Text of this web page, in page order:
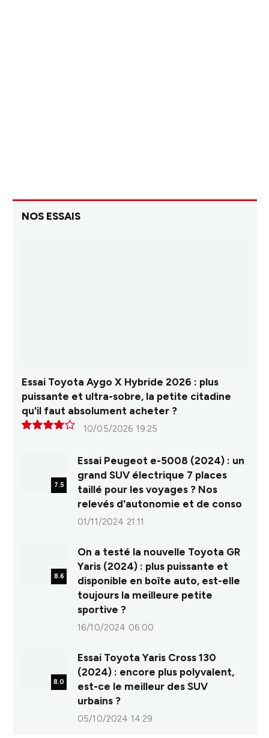
NOS ESSAIS
Essai Toyota Aygo X Hybride 2026 : plus
puissante et ultra-sobre, la petite citadine
qu'il faut absolument acheter ?
10/05/2026 19:25
7.5
Essai Peugeot e-5008 (2024) : un
grand SUV électrique 7 places
taillé pour les voyages ? Nos
relevés d'autonomie et de conso
01/11/2024 21:11
8.6
On a testé la nouvelle Toyota GR
Yaris (2024) : plus puissante et
disponible en boîte auto, est-elle
toujours la meilleure petite
sportive ?
16/10/2024 06:00
8.0
Essai Toyota Yaris Cross 130
(2024) : encore plus polyvalent,
est-ce le meilleur des SUV
urbains ?
05/10/2024 14:29